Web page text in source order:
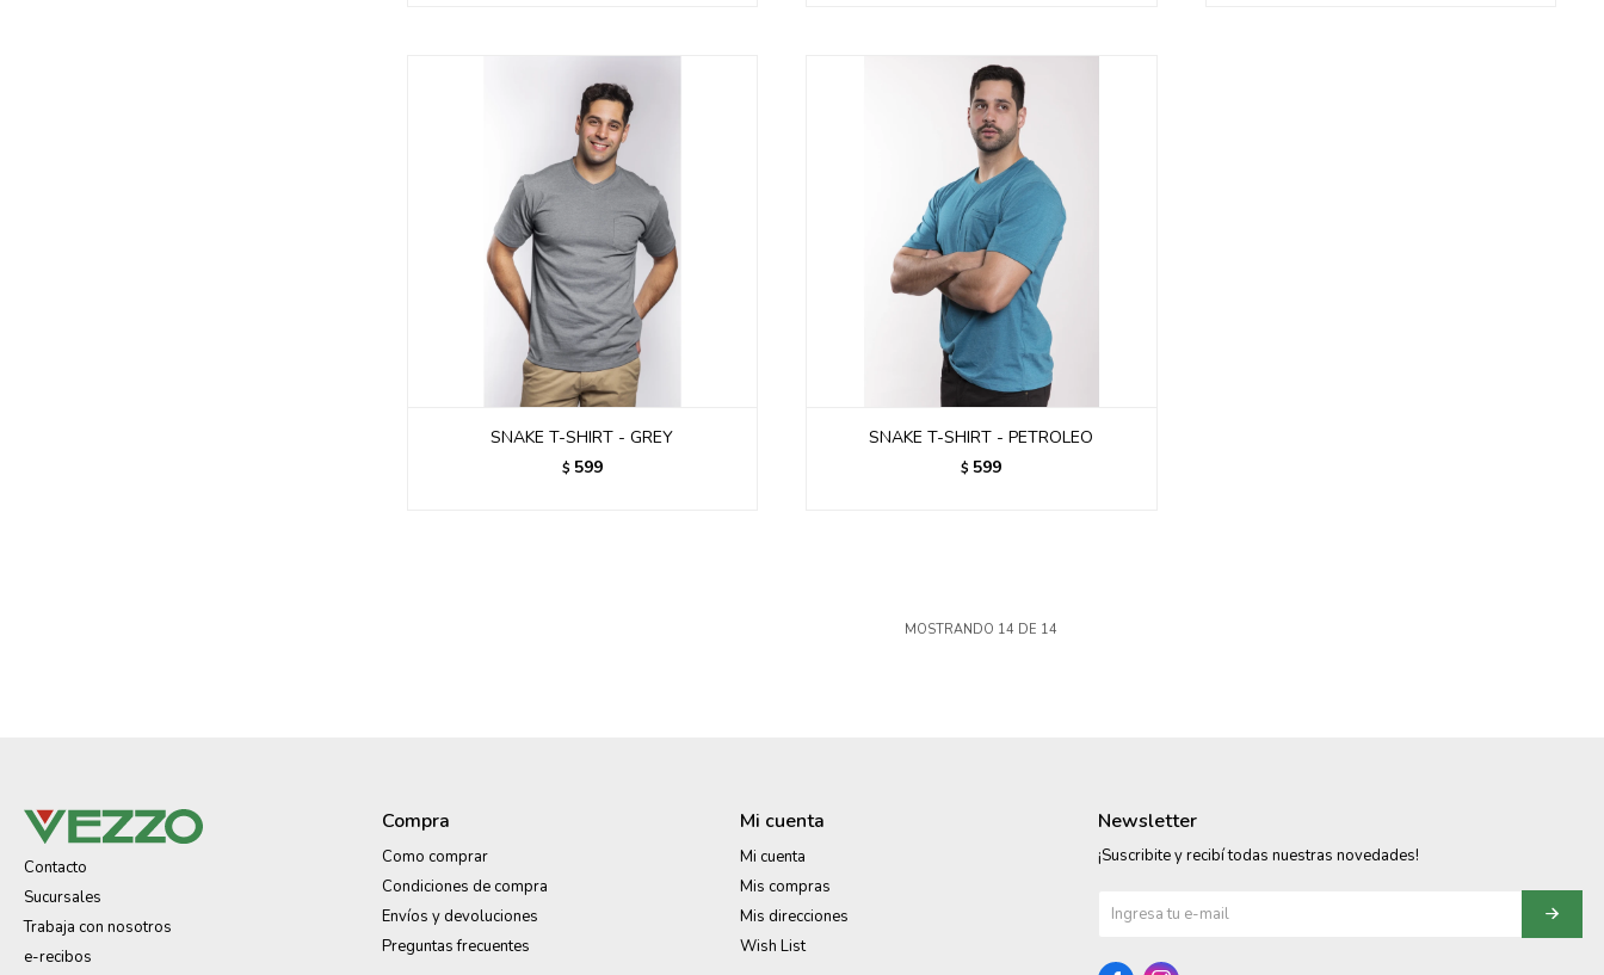
SNAKE T-SHIRT - GREY
$ 599
SNAKE T-SHIRT - PETROLEO
$ 599
MOSTRANDO 14 DE 14
Contacto
Sucursales
Trabaja con nosotros
e-recibos
Compra
Como comprar
Condiciones de compra
Envíos y devoluciones
Preguntas frecuentes
Mi cuenta
Mi cuenta
Mis compras
Mis direcciones
Wish List
Newsletter
¡Suscribite y recibí todas nuestras novedades!